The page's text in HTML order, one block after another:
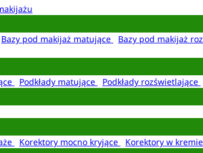
Bazy pod makijaż matujące Bazy pod makijaż
Podkłady matujące Podkłady rozświetlające
Korektory mocno kryjące Korektory w kremie